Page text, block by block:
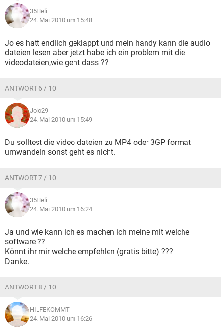
35Heli
24. Mai 2010 um 15:48
Jo es hatt endlich geklappt und mein handy kann die audio
dateien lesen aber jetzt habe ich ein problem mit die
videodateien,wie geht dass ??
ANTWORT 6 / 10
Jojo29
24. Mai 2010 um 15:49
Du solltest die video dateien zu MP4 oder 3GP format
umwandeln sonst geht es nicht.
ANTWORT 7 / 10
35Heli
24. Mai 2010 um 16:24
Ja und wie kann ich es machen ich meine mit welche
software ??
Könnt ihr mir welche empfehlen (gratis bitte) ???
Danke.
ANTWORT 8 / 10
HILFEKOMMT
24. Mai 2010 um 16:26